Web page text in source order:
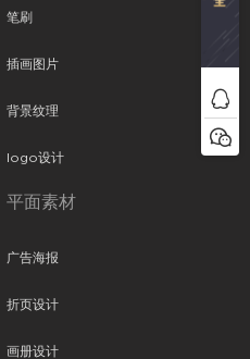
笔刷
插画图片
背景纹理
logo设计
平面素材
广告海报
折页设计
画册设计